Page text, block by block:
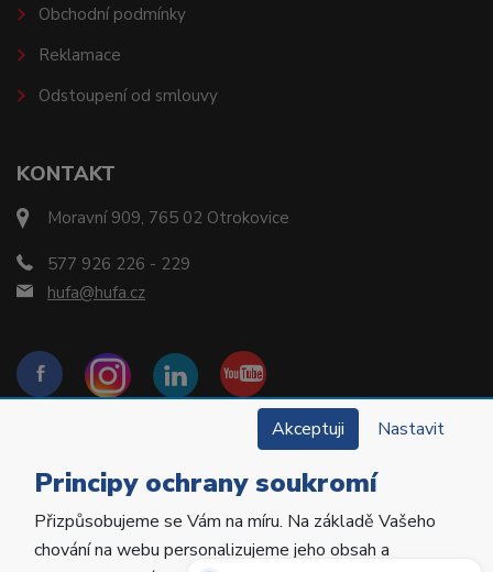
KONTAKT
Moravní 909, 765 02 Otrokovice
577 926 226 - 229
hufa@hufa.cz
Obchodní podmínky
Reklamace
Odstoupení od smlouvy
Copyright © 2022 Hu-Fa Dental a.s. Všechna práva
vyhrazena.
Akceptuji Nastavit
Principy ochrany soukromí
Přizpůsobujeme se Vám na míru. Na základě Vašeho
chování na webu personalizujeme jeho obsah a
Potřebujete poradit?Zeptejte se našeho